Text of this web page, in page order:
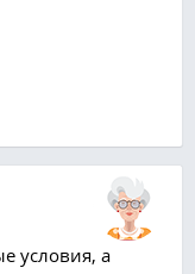
условия, а